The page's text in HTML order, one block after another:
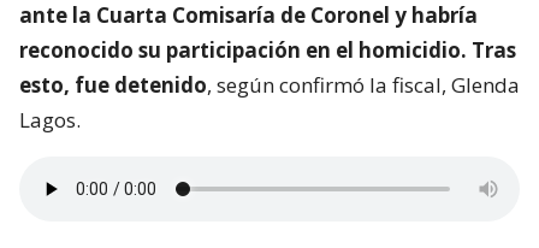
ante la Cuarta Comisaría de Coronel y habría
reconocido su participación en el homicidio. Tras
esto, fue detenido, según confirmó la fiscal, Glenda
Lagos.